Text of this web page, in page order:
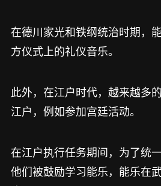
在德川家光和铁纲统治时期，
方仪式上的礼仪音乐。
此外，在江户时代，越来越多
江户，例如参加宫廷活动。
在江户执行任务期间，为了统
他们被鼓励学习能乐，能乐在